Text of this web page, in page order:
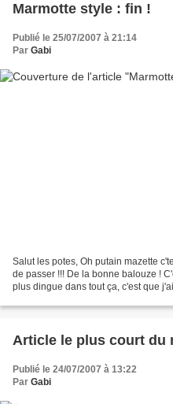
Marmotte style : fin !
Publié le 25/07/2007 à 21:14
Par Gabi
Salut les potes, Oh putain mazette
de passer !!! De la bonne balouze !
plus dingue dans tout ça, c'est que
Article le plus court du
Publié le 24/07/2007 à 13:22
Par Gabi